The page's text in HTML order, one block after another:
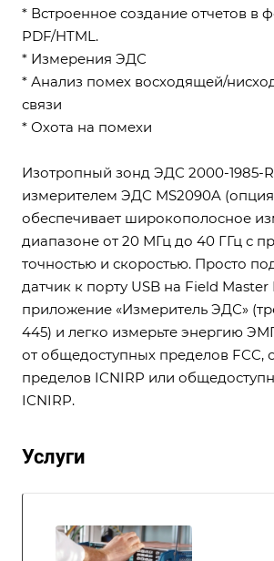
* Встроенное создание отчетов в
PDF/HTML.
* Измерения ЭДС
* Анализ помех восходящей/
связи
* Охота на помехи
Изотропный зонд ЭДС 2000-1985-
измерителем ЭДС MS2090A
обеспечивает широкополосное
диапазоне от 20 МГц до 40 ГГц с
точностью и скоростью. Просто
датчик к порту USB на Field Master
приложение «Измеритель ЭДС»
445) и легко измерьте энергию
от общедоступных пределов FCC,
пределов ICNIRP или
ICNIRP.
Услуги